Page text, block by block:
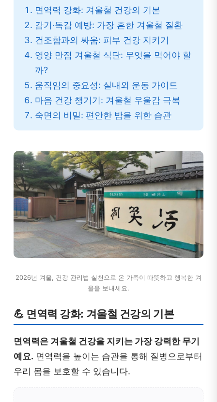
면역력 강화: 겨울철 건강의 기본
감기·독감 예방: 가장 흔한 겨울철 질환
건조함과의 싸움: 피부 건강 지키기
영양 만점 겨울철 식단: 무엇을 먹어야 할
까?
움직임의 중요성: 실내외 운동 가이드
마음 건강 챙기기: 겨울철 우울감 극복
숙면의 비밀: 편안한 밤을 위한 습관
2026년 겨울, 건강 관리법 실천으로 온 가족이 따뜻하고 행복한 겨
울을 보내세요.
💪 면역력 강화: 겨울철 건강의 기본
면역력은 겨울철 건강을 지키는 가장 강력한 무기
예요. 면역력을 높이는 습관을 통해 질병으로부터
우리 몸을 보호할 수 있습니다.